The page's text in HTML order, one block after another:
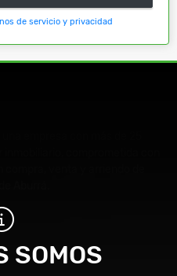
de servicio y privacidad
SOMOS